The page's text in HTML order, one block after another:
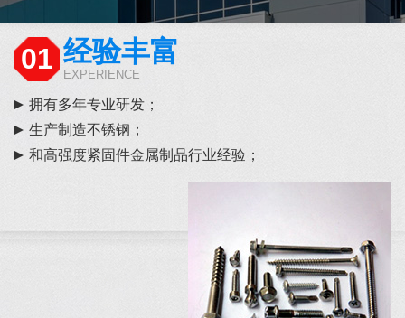
01 经验丰富
EXPERIENCE
拥有多年专业研发；
生产制造不锈钢；
和高强度紧固件金属制品行业经验；